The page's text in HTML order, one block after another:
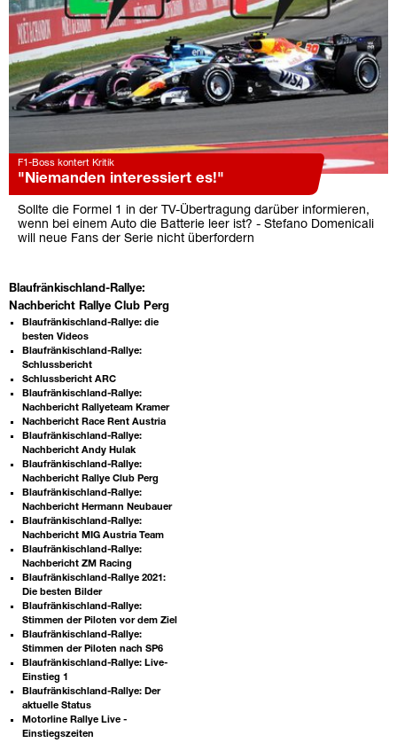
F1-Boss kontert Kritik
"Niemanden interessiert es!"
Sollte die Formel 1 in der TV-Übertragung darüber informieren,
wenn bei einem Auto die Batterie leer ist? - Stefano Domenicali
will neue Fans der Serie nicht überfordern
Blaufränkischland-Rallye:
Nachbericht Rallye Club Perg
Blaufränkischland-Rallye: die
besten Videos
Blaufränkischland-Rallye:
Schlussbericht
Schlussbericht ARC
Blaufränkischland-Rallye:
Nachbericht Rallyeteam Kramer
Nachbericht Race Rent Austria
Blaufränkischland-Rallye:
Nachbericht Andy Hulak
Blaufränkischland-Rallye:
Nachbericht Rallye Club Perg
Blaufränkischland-Rallye:
Nachbericht Hermann Neubauer
Blaufränkischland-Rallye:
Nachbericht MIG Austria Team
Blaufränkischland-Rallye:
Nachbericht ZM Racing
Blaufränkischland-Rallye 2021:
Die besten Bilder
Blaufränkischland-Rallye:
Stimmen der Piloten vor dem Ziel
Blaufränkischland-Rallye:
Stimmen der Piloten nach SP6
Blaufränkischland-Rallye: Live-
Einstieg 1
Blaufränkischland-Rallye: Der
aktuelle Status
Motorline Rallye Live -
Einstiegszeiten